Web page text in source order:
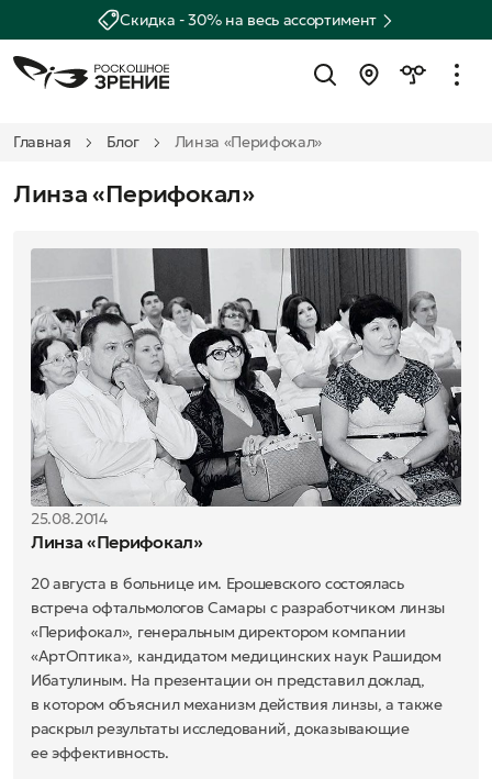
Скидка - 30% на весь ассортимент
Главная Блог Линза «Перифокал»
Линза «Перифокал»
25.08.2014
Линза «Перифокал»
20 августа в больнице им. Ерошевского состоялась
встреча офтальмологов Самары c разработчиком линзы
«Перифокал», генеральным директором компании
«АртОптика», кандидатом медицинских наук Рашидом
Ибатулиным. На презентации он представил доклад,
в котором объяснил механизм действия линзы, а также
раскрыл результаты исследований, доказывающие
ее эффективность.